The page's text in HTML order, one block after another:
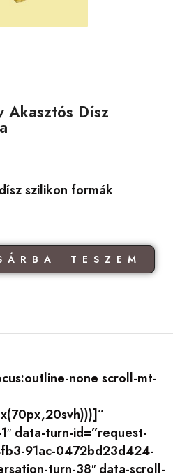
Akasztós Dísz
szilikon formák
TESZEM
none scroll-mt-
data-turn-id=”request-
91ac-0472bd23d424-
turn-38″ data-scroll-